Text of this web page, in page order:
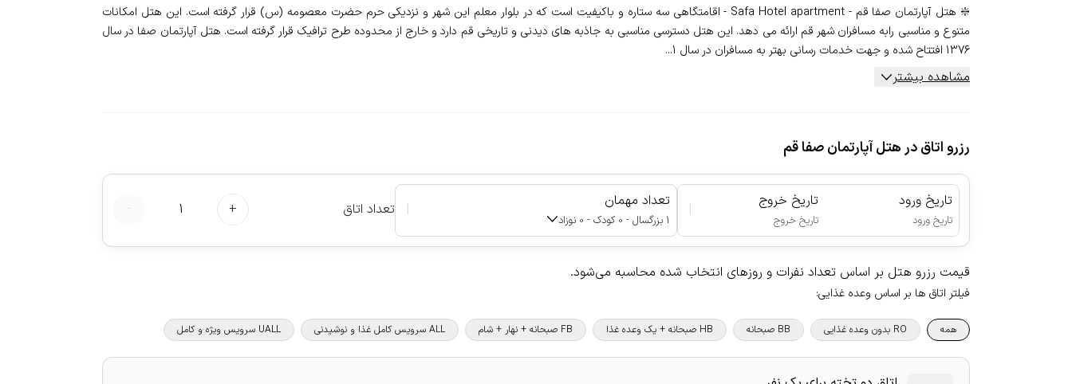
❇️ هتل آپارتمان صفا قم - Safa Hotel apartment - اقامتگاهی سه ستاره و باکیفیت است که در بلوار معلم این شهر و نزدیکی حرم حضرت معصومه (س) قرار گرفته است. این هتل امکانات
متنوع و مناسبی رابه مسافران شهر قم ارائه می دهد. این هتل دسترسی مناسبی به جاذبه های دیدنی و تاریخی قم دارد و خارج از محدوده طرح ترافیک قرار گرفته است. هتل آپارتمان صفا در سال
1376 افتتاح شده و جهت خدمات رسانی بهتر به مسافران در سال 1...
مشاهده بیشتر
رزرو اتاق در هتل آپارتمان صفا قم
تاریخ ورود
تاریخ ورود
تاریخ خروج
تاریخ خروج
| تعداد مهمان
1 بزرگسال - 0 کودک - 0 نوزاد
| تعداد اتاق +
1
-
قیمت رزرو هتل بر اساس تعداد نفرات و روزهای انتخاب شده محاسبه می‌شود.
فیلتر اتاق ها بر اساس وعده غذایی:
همه RO بدون وعده غذایی BB صبحانه HB صبحانه + یک وعده غذا FB صبحانه + نهار + شام ALL سرویس کامل غذا و نوشیدنی UALL سرویس ویژه و کامل